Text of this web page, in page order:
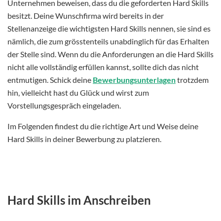
Unternehmen beweisen, dass du die geforderten Hard Skills
besitzt. Deine Wunschfirma wird bereits in der
Stellenanzeige die wichtigsten Hard Skills nennen, sie sind es
nämlich, die zum grösstenteils unabdinglich für das Erhalten
der Stelle sind. Wenn du die Anforderungen an die Hard Skills
nicht alle vollständig erfüllen kannst, sollte dich das nicht
entmutigen. Schick deine Bewerbungsunterlagentrotzdem
hin, vielleicht hast du Glück und wirst zum
Vorstellungsgespräch eingeladen.
Im Folgenden findest du die richtige Art und Weise deine
Hard Skills in deiner Bewerbung zu platzieren.
Hard Skills im Anschreiben